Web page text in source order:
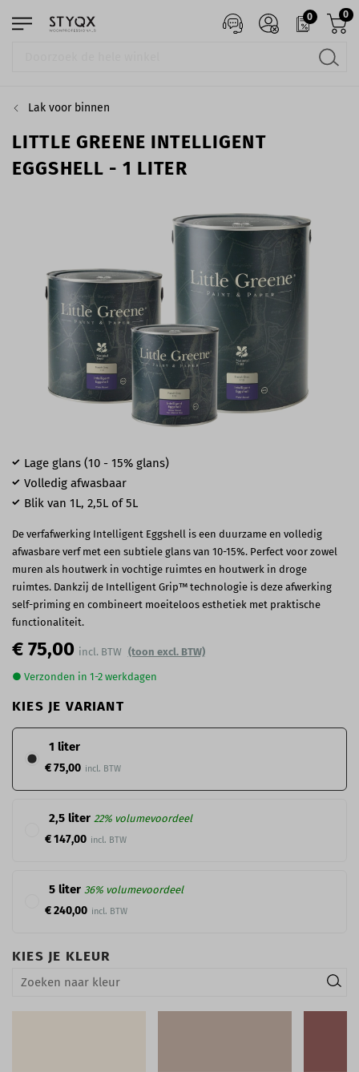
0 0
Lak voor binnen
LITTLE GREENE INTELLIGENT
EGGSHELL - 1 LITER
€ 75,00 (toon excl. BTW)
● Verzonden in 1-2 werkdagen
KIES JE VARIANT
1 liter
€ 75,00
2,5 liter 22% volumevoordeel
€ 147,00
5 liter 36% volumevoordeel
€ 240,00
KIES JE KLEUR
Lage glans (10 - 15% glans)
Volledig afwasbaar
Blik van 1L, 2,5L of 5L
De verfafwerking Intelligent Eggshell is een duurzame en volledig
afwasbare verf met een subtiele glans van 10-15%. Perfect voor zowel
muren als houtwerk in vochtige ruimtes en houtwerk in droge
ruimtes. Dankzij de Intelligent Grip™ technologie is deze afwerking
self-priming en combineert moeiteloos esthetiek met praktische
functionaliteit.